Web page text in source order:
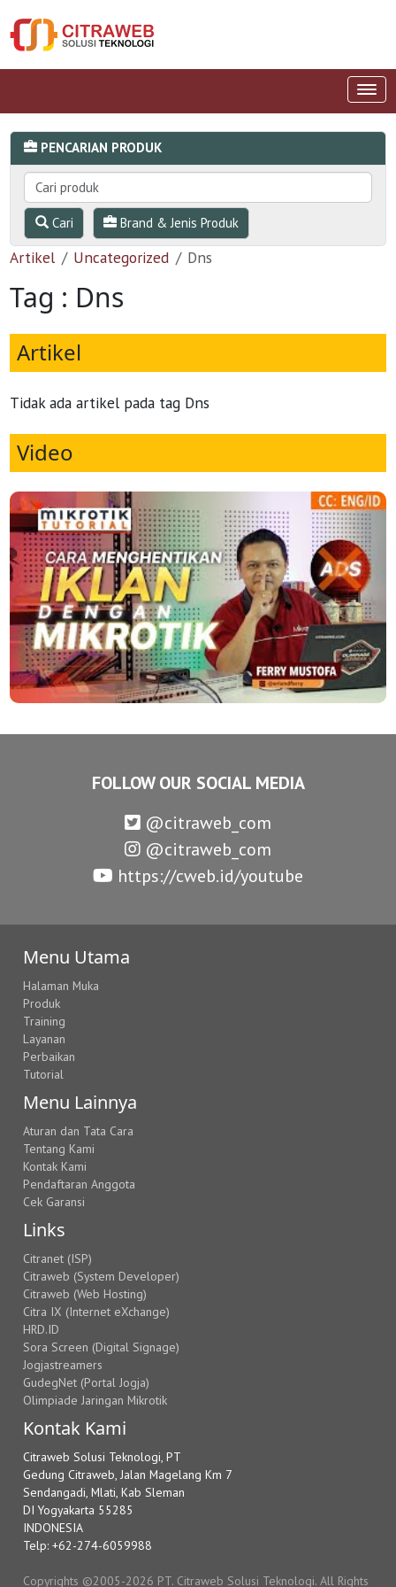
PENCARIAN PRODUK
Cari Brand & Jenis Produk
Artikel Uncategorized Dns
Tag : Dns
Artikel
Tidak ada artikel pada tag Dns
Video
FOLLOW OUR SOCIAL MEDIA
@citraweb_com
@citraweb_com
https://cweb.id/youtube
Menu Utama
Halaman Muka
Produk
Training
Layanan
Perbaikan
Tutorial
Menu Lainnya
Aturan dan Tata Cara
Tentang Kami
Kontak Kami
Pendaftaran Anggota
Cek Garansi
Links
Citranet (ISP)
Citraweb (System Developer)
Citraweb (Web Hosting)
Citra IX (Internet eXchange)
HRD.ID
Sora Screen (Digital Signage)
Jogjastreamers
GudegNet (Portal Jogja)
Olimpiade Jaringan Mikrotik
Kontak Kami
Citraweb Solusi Teknologi, PT
Gedung Citraweb, Jalan Magelang Km 7
Sendangadi, Mlati, Kab Sleman
DI Yogyakarta 55285
INDONESIA
Telp: +62-274-6059988
Copyrights ©2005-2026 PT. Citraweb Solusi Teknologi. All Rights